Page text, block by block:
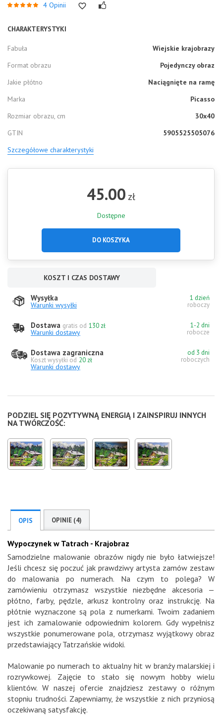
4 Opinii
CHARAKTERYSTYKI
Fabuła
Wiejskie krajobrazy
Format obrazu
Pojedynczy obraz
Jakie płótno
Naciągnięte na ramę
Marka
Picasso
Rozmiar obrazu, cm
30x40
GTIN
5905525505076
Szczegółowe charakterystyki
45.00 zł
Dostępne
DO KOSZYKA
KOSZT I CZAS DOSTAWY
Wysyłka
Warunki wysyłki
1 dzień
roboczy
Dostawa gratis od 130 zł
Warunki dostawy
1-2 dni
robocze
Dostawa zagraniczna
Koszt wysyłki od 20 zł
Warunki dostawy
od 3 dni
roboczych
PODZIEL SIĘ POZYTYWNĄ ENERGIĄ I ZAINSPIRUJ INNYCH
NA TWÓRCZOŚĆ:
OPIS OPINIE (4)
Wypoczynek w Tatrach - Krajobraz
Samodzielne malowanie obrazów nigdy nie było łatwiejsze!
Jeśli chcesz się poczuć jak prawdziwy artysta zamów zestaw
do malowania po numerach. Na czym to polega? W
zamówieniu otrzymasz wszystkie niezbędne akcesoria —
płótno, farby, pędzle, arkusz kontrolny oraz instrukcję. Na
płótnie wyznaczone są pola z numerkami. Twoim zadaniem
jest ich zamalowanie odpowiednim kolorem. Gdy wypełnisz
wszystkie ponumerowane pola, otrzymasz wyjątkowy obraz
przedstawiający Tatrzańskie widoki.
Malowanie po numerach to aktualny hit w branży malarskiej i
rozrywkowej. Zajęcie to stało się nowym hobby wielu
klientów. W naszej ofercie znajdziesz zestawy o różnym
stopniu trudności. Zapewniamy, że wszystkie z nich przyniosą
oczekiwaną satysfakcję.